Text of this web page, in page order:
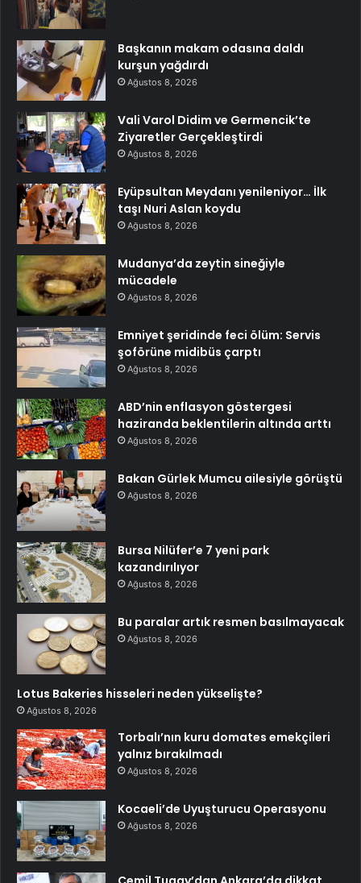
Başkanın makam odasına daldı
kurşun yağdırdı
Ağustos 8, 2026
Vali Varol Didim ve Germencik’te
Ziyaretler Gerçekleştirdi
Ağustos 8, 2026
Eyüpsultan Meydanı yenileniyor… İlk
taşı Nuri Aslan koydu
Ağustos 8, 2026
Mudanya’da zeytin sineğiyle
mücadele
Ağustos 8, 2026
Emniyet şeridinde feci ölüm: Servis
şoförüne midibüs çarptı
Ağustos 8, 2026
ABD’nin enflasyon göstergesi
haziranda beklentilerin altında arttı
Ağustos 8, 2026
Bakan Gürlek Mumcu ailesiyle görüştü
Ağustos 8, 2026
Bursa Nilüfer’e 7 yeni park
kazandırılıyor
Ağustos 8, 2026
Bu paralar artık resmen basılmayacak
Ağustos 8, 2026
Lotus Bakeries hisseleri neden yükselişte?
Ağustos 8, 2026
Torbalı’nın kuru domates emekçileri
yalnız bırakılmadı
Ağustos 8, 2026
Kocaeli’de Uyuşturucu Operasyonu
Ağustos 8, 2026